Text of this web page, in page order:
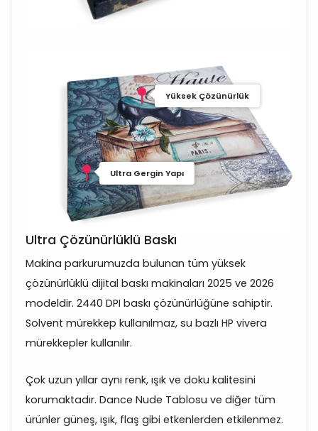
Yüksek Çözünürlük
Ultra Gergin Yapı
Ultra Çözünürlüklü Baskı
Makina parkurumuzda bulunan tüm yüksek
çözünürlüklü dijital baskı makinaları 2025 ve 2026
modeldir. 2440 DPI baskı çözünürlüğüne sahiptir.
Solvent mürekkep kullanılmaz, su bazlı HP vivera
mürekkepler kullanılır.
Çok uzun yıllar aynı renk, ışık ve doku kalitesini
korumaktadır. Dance Nude Tablosu ve diğer tüm
ürünler güneş, ışık, flaş gibi etkenlerden etkilenmez.